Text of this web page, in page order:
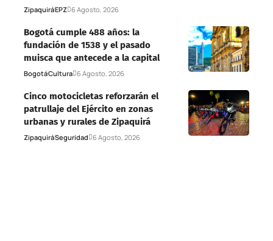
ZipaquiráEPZ 6 Agosto, 2026
Bogotá cumple 488 años: la
fundación de 1538 y el pasado
muisca que antecede a la capital
BogotáCultura 6 Agosto, 2026
Cinco motocicletas reforzarán el
patrullaje del Ejército en zonas
urbanas y rurales de Zipaquirá
ZipaquiráSeguridad 6 Agosto, 2026